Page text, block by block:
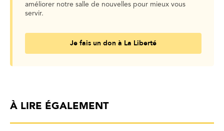
améliorer notre salle de nouvelles pour mieux vous
servir.
Je fais un don à La Liberté
À LIRE ÉGALEMENT